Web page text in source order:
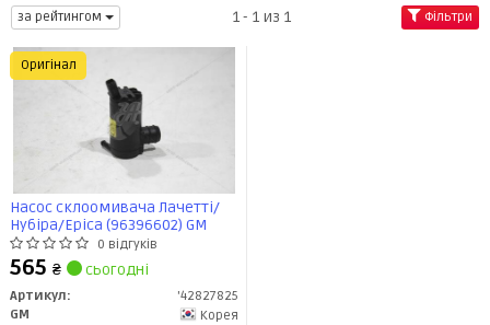
за рейтингом 1 - 1 из 1 Фільтри
Насос склоомивача Лачетті/
Нубіра/Epica (96396602) GM
0 відгуків
565 ₴ сьогодні
Артикул:
'42827825
GM
Корея
Оригінал